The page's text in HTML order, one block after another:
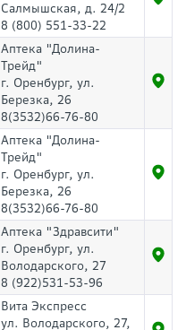
Салмышская, д. 24/2
8 (800) 551-33-22
Аптека "Долина-
Трейд"
г. Оренбург, ул.
Березка, 26
8(3532)66-76-80
Аптека "Долина-
Трейд"
г. Оренбург, ул.
Березка, 26
8(3532)66-76-80
Аптека "Здравсити"
г. Оренбург, ул.
Володарского, 27
8 (922)531-53-96
Вита Экспресс
ул. Володарского, 27,